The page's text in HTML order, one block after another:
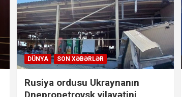
DÜNYA SON XƏBƏRLƏR
Rusiya ordusu Ukraynanın